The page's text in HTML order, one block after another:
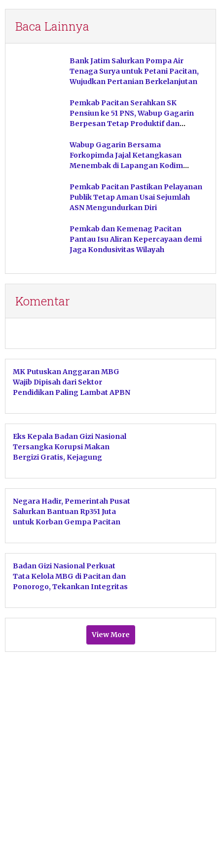
Baca Lainnya
Bank Jatim Salurkan Pompa Air
Tenaga Surya untuk Petani Pacitan,
Wujudkan Pertanian Berkelanjutan
Pemkab Pacitan Serahkan SK
Pensiun ke 51 PNS, Wabup Gagarin
Berpesan Tetap Produktif dan
Wabup Gagarin Bersama
Forkopimda Jajal Ketangkasan
Menembak di Lapangan Kodim
Pemkab Pacitan Pastikan Pelayanan
Publik Tetap Aman Usai Sejumlah
ASN Mengundurkan Diri
Pemkab dan Kemenag Pacitan
Pantau Isu Aliran Kepercayaan demi
Jaga Kondusivitas Wilayah
Komentar
MK Putuskan Anggaran MBG
Wajib Dipisah dari Sektor
Pendidikan Paling Lambat APBN
Eks Kepala Badan Gizi Nasional
Tersangka Korupsi Makan
Bergizi Gratis, Kejagung
TV
Negara Hadir, Pemerintah Pusat
Salurkan Bantuan Rp351 Juta
untuk Korban Gempa Pacitan
Badan Gizi Nasional Perkuat
Tata Kelola MBG di Pacitan dan
Ponorogo, Tekankan Integritas
View More